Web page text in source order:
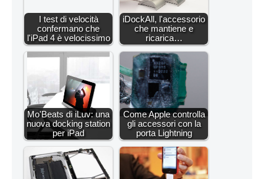
I test di velocità
confermano che
l'iPad 4 è velocissimo
iDockAll, l'accessorio
che mantiene e
ricarica…
Mo'Beats di iLuv: una
nuova docking station
per iPad
Come Apple controlla
gli accessori con la
porta Lightning